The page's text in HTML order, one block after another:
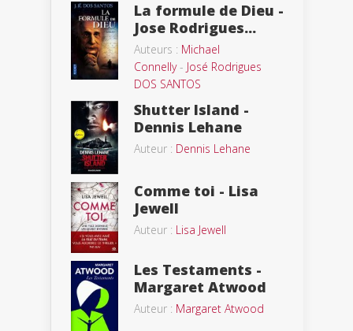
La formule de Dieu -
Jose Rodrigues...
Auteurs : Michael
Connelly- José Rodrigues
DOS SANTOS
Shutter Island -
Dennis Lehane
Auteur : Dennis Lehane
Comme toi - Lisa
Jewell
Auteur : Lisa Jewell
Les Testaments -
Margaret Atwood
Auteur : Margaret Atwood